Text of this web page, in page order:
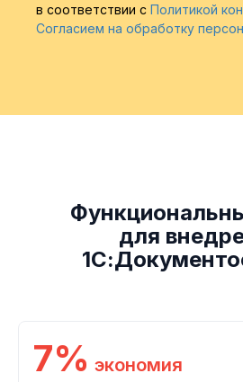
в соответствии сПолитикой
Согласием на обработку
для
7% экономия